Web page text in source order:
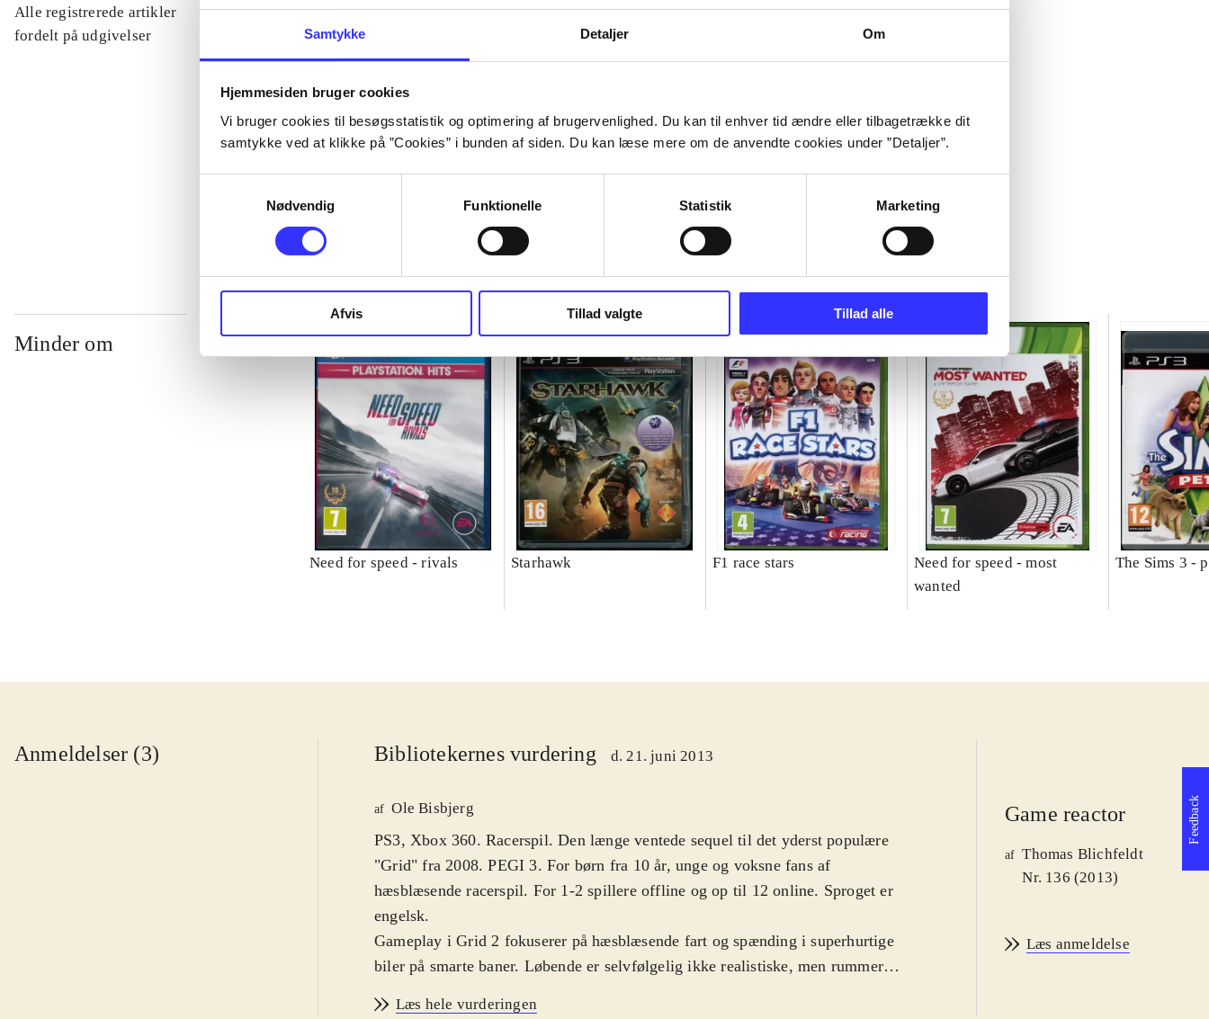
Samtykke Detaljer Om
Hjemmesiden bruger cookies
Vi bruger cookies til besøgsstatistik og optimering af brugervenlighed. Du kan til enhver tid ændre eller tilbagetrække dit
samtykke ved at klikke på ”Cookies” i bunden af siden. Du kan læse mere om de anvendte cookies under ”Detaljer”.
Nødvendig
Funktionelle Statistik Marketing
Afvis Tillad valgte Tillad alle
Alle registrerede artikler
fordelt på udgivelser
...
...
...
...
Minder om
Need for speed - rivals Starhawk F1 race stars
Need for speed - most
wanted
The Sims 3 -
Anmeldelser (3) Bibliotekernes vurdering d. 21. juni 2013
af Ole Bisbjerg
PS3, Xbox 360. Racerspil. Den længe ventede sequel til det yderst populære
"Grid" fra 2008. PEGI 3. For børn fra 10 år, unge og voksne fans af
hæsblæsende racerspil. For 1-2 spillere offline og op til 12 online. Sproget er
engelsk.
Gameplay i Grid 2 fokuserer på hæsblæsende fart og spænding i superhurtige
biler på smarte baner. Løbende er selvfølgelig ikke realistiske, men rummer
Læs hele vurderingen
Game reactor
af Thomas Blichfeldt
Nr. 136 (2013)
Læs anmeldelse
Feedback